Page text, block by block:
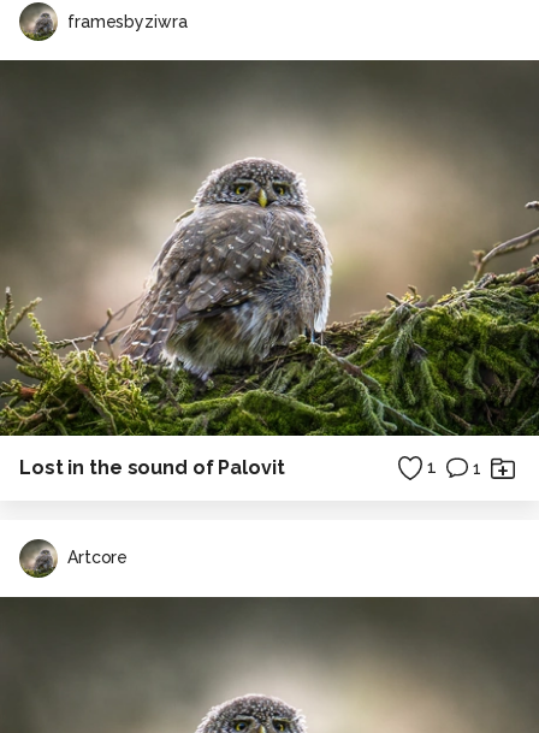
framesbyziwra
Lost in the sound of Palovit 1 1
Artcore